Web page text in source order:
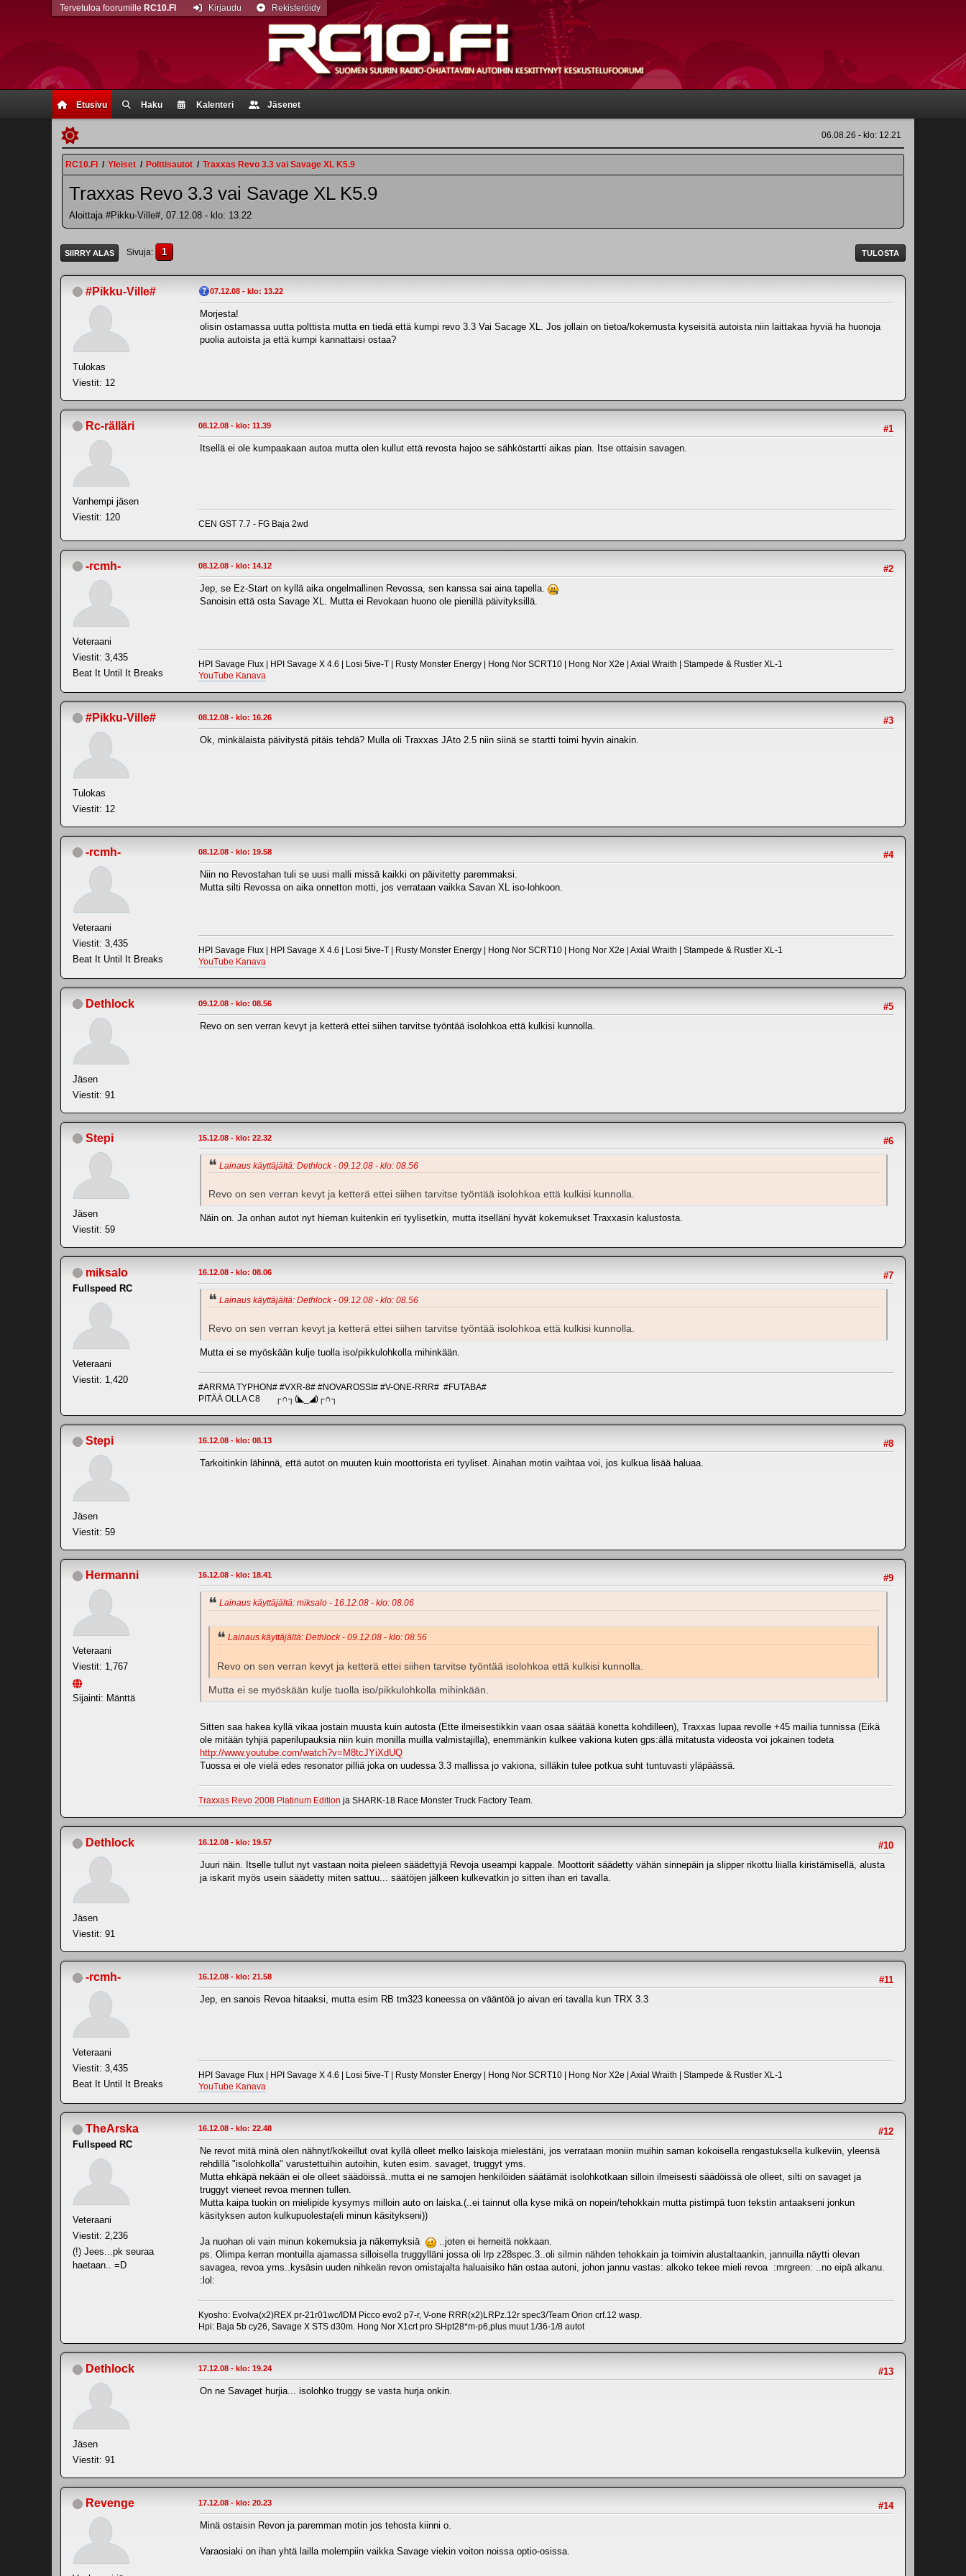
Etusivu Haku Kalenteri Jäsenet
Tervetuloa foorumille RC10.FI Kirjaudu Rekisteröidy
06.08.26 - klo: 12.21
RC10.FI / Yleiset / Polttisautot / Traxxas Revo 3.3 vai Savage XL K5.9
Traxxas Revo 3.3 vai Savage XL K5.9
Aloittaja #Pikku-Ville#, 07.12.08 - klo: 13.22
TULOSTA
SIIRRY ALAS Sivuja 1
#Pikku-Ville#
Tulokas
Viestit: 12
07.12.08 - klo: 13.22
Morjesta!
olisin ostamassa uutta polttista mutta en tiedä että kumpi revo 3.3 Vai Sacage XL. Jos jollain on tietoa/kokemusta kyseisitä autoista niin laittakaa hyviä ha huonoja
puolia autoista ja että kumpi kannattaisi ostaa?
Rc-rälläri
Vanhempi jäsen
Viestit: 120
#1
08.12.08 - klo: 11.39
Itsellä ei ole kumpaakaan autoa mutta olen kullut että revosta hajoo se sähköstartti aikas pian. Itse ottaisin savagen.
CEN GST 7.7 - FG Baja 2wd
-rcmh-
Veteraani
Viestit: 3,435
Beat It Until It Breaks
#2
08.12.08 - klo: 14.12
Jep, se Ez-Start on kyllä aika ongelmallinen Revossa, sen kanssa sai aina tapella.
Sanoisin että osta Savage XL. Mutta ei Revokaan huono ole pienillä päivityksillä.
HPI Savage Flux | HPI Savage X 4.6 | Losi 5ive-T | Rusty Monster Energy | Hong Nor SCRT10 | Hong Nor X2e | Axial Wraith | Stampede & Rustler XL-1
YouTube Kanava
#Pikku-Ville#
Tulokas
Viestit: 12
#3
08.12.08 - klo: 16.26
Ok, minkälaista päivitystä pitäis tehdä? Mulla oli Traxxas JAto 2.5 niin siinä se startti toimi hyvin ainakin.
-rcmh-
Veteraani
Viestit: 3,435
Beat It Until It Breaks
#4
08.12.08 - klo: 19.58
Niin no Revostahan tuli se uusi malli missä kaikki on päivitetty paremmaksi.
Mutta silti Revossa on aika onnetton motti, jos verrataan vaikka Savan XL iso-lohkoon.
HPI Savage Flux | HPI Savage X 4.6 | Losi 5ive-T | Rusty Monster Energy | Hong Nor SCRT10 | Hong Nor X2e | Axial Wraith | Stampede & Rustler XL-1
YouTube Kanava
Dethlock
Jäsen
Viestit: 91
#5
09.12.08 - klo: 08.56
Revo on sen verran kevyt ja ketterä ettei siihen tarvitse työntää isolohkoa että kulkisi kunnolla.
Stepi
Jäsen
Viestit: 59
#6
15.12.08 - klo: 22.32
Lainaus käyttäjältä: Dethlock - 09.12.08 - klo: 08.56
Revo on sen verran kevyt ja ketterä ettei siihen tarvitse työntää isolohkoa että kulkisi kunnolla.
Näin on. Ja onhan autot nyt hieman kuitenkin eri tyylisetkin, mutta itselläni hyvät kokemukset Traxxasin kalustosta.
miksalo
Fullspeed RC
Veteraani
Viestit: 1,420
#7
16.12.08 - klo: 08.06
Lainaus käyttäjältä: Dethlock - 09.12.08 - klo: 08.56
Revo on sen verran kevyt ja ketterä ettei siihen tarvitse työntää isolohkoa että kulkisi kunnolla.
Mutta ei se myöskään kulje tuolla iso/pikkulohkolla mihinkään.
#ARRMA TYPHON# #VXR-8# #NOVAROSSI# #V-ONE-RRR# #FUTABA#
PITÄÄ OLLA C8 ┌∩┐(◣_◢)┌∩┐
Stepi
Jäsen
Viestit: 59
#8
16.12.08 - klo: 08.13
Tarkoitinkin lähinnä, että autot on muuten kuin moottorista eri tyyliset. Ainahan motin vaihtaa voi, jos kulkua lisää haluaa.
Hermanni
Veteraani
Viestit: 1,767
Sijainti: Mänttä
#9
16.12.08 - klo: 18.41
Lainaus käyttäjältä: miksalo - 16.12.08 - klo: 08.06
Lainaus käyttäjältä: Dethlock - 09.12.08 - klo: 08.56
Revo on sen verran kevyt ja ketterä ettei siihen tarvitse työntää isolohkoa että kulkisi kunnolla.
Mutta ei se myöskään kulje tuolla iso/pikkulohkolla mihinkään.
Sitten saa hakea kyllä vikaa jostain muusta kuin autosta (Ette ilmeisestikkin vaan osaa säätää konetta kohdilleen), Traxxas lupaa revolle +45 mailia tunnissa (Eikä
ole mitään tyhjiä paperilupauksia niin kuin monilla muilla valmistajilla), enemmänkin kulkee vakiona kuten gps:ällä mitatusta videosta voi jokainen todeta
http://www.youtube.com/watch?v=M8tcJYiXdUQ
Tuossa ei ole vielä edes resonator pilliä joka on uudessa 3.3 mallissa jo vakiona, silläkin tulee potkua suht tuntuvasti yläpäässä.
Traxxas Revo 2008 Platinum Edition ja SHARK-18 Race Monster Truck Factory Team.
Dethlock
Jäsen
Viestit: 91
#10
16.12.08 - klo: 19.57
Juuri näin. Itselle tullut nyt vastaan noita pieleen säädettyjä Revoja useampi kappale. Moottorit säädetty vähän sinnepäin ja slipper rikottu liialla kiristämisellä, alusta
ja iskarit myös usein säädetty miten sattuu... säätöjen jälkeen kulkevatkin jo sitten ihan eri tavalla.
-rcmh-
Veteraani
Viestit: 3,435
Beat It Until It Breaks
#11
16.12.08 - klo: 21.58
Jep, en sanois Revoa hitaaksi, mutta esim RB tm323 koneessa on vääntöä jo aivan eri tavalla kun TRX 3.3
HPI Savage Flux | HPI Savage X 4.6 | Losi 5ive-T | Rusty Monster Energy | Hong Nor SCRT10 | Hong Nor X2e | Axial Wraith | Stampede & Rustler XL-1
YouTube Kanava
TheArska
Fullspeed RC
Veteraani
Viestit: 2,236
(!) Jees...pk seuraa
haetaan.. =D
#12
16.12.08 - klo: 22.48
Ne revot mitä minä olen nähnyt/kokeillut ovat kyllä olleet melko laiskoja mielestäni, jos verrataan moniin muihin saman kokoisella rengastuksella kulkeviin, yleensä
rehdillä "isolohkolla" varustettuihin autoihin, kuten esim. savaget, truggyt yms.
Mutta ehkäpä nekään ei ole olleet säädöissä..mutta ei ne samojen henkilöiden säätämät isolohkotkaan silloin ilmeisesti säädöissä ole olleet, silti on savaget ja
truggyt vieneet revoa mennen tullen.
Mutta kaipa tuokin on mielipide kysymys milloin auto on laiska.(..ei tainnut olla kyse mikä on nopein/tehokkain mutta pistimpä tuon tekstin antaakseni jonkun
käsityksen auton kulkupuolesta(eli minun käsitykseni))
Ja nuohan oli vain minun kokemuksia ja näkemyksiä
..joten ei herneitä nokkaan.
ps. Olimpa kerran montuilla ajamassa silloisella truggylläni jossa oli lrp z28spec.3..oli silmin nähden tehokkain ja toimivin alustaltaankin, jannuilla näytti olevan
savagea, revoa yms..kysäsin uuden nihkeän revon omistajalta haluaisiko hän ostaa autoni, johon jannu vastas: alkoko tekee mieli revoa :mrgreen: ..no eipä alkanu.
:lol:
Kyosho: Evolva(x2)REX pr-21r01wc/IDM Picco evo2 p7-r, V-one RRR(x2)LRPz.12r spec3/Team Orion crf.12 wasp.
Hpi: Baja 5b cy26, Savage X STS d30m. Hong Nor X1crt pro SHpt28*m-p6,plus muut 1/36-1/8 autot
Dethlock
Jäsen
Viestit: 91
#13
17.12.08 - klo: 19.24
On ne Savaget hurjia... isolohko truggy se vasta hurja onkin.
Revenge #14
17.12.08 - klo: 20.23
Minä ostaisin Revon ja paremman motin jos tehosta kiinni o.
Varaosiaki on ihan yhtä lailla molempiin vaikka Savage viekin voiton noissa optio-osissa.